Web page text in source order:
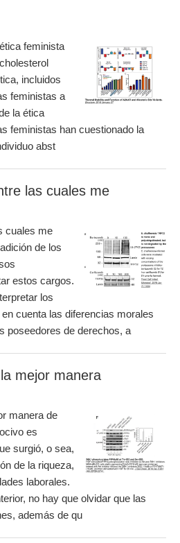
feminista
incluidos
feministas a
la ética
feministas han cuestionado la
abst
las cuales me
cuales me
de los
estos cargos.
los
cuenta las diferencias morales
poseedores de derechos, a
mejor manera
manera de
es
surgió, o sea,
de la riqueza,
laborales.
no hay que olvidar que las
además de qu